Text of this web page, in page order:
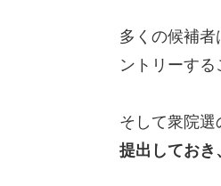
多くの候補
ントリーする
そして衆院選
提出しておき